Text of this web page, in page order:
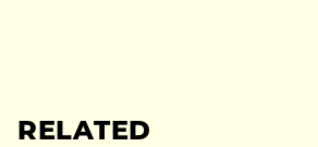
RELATED